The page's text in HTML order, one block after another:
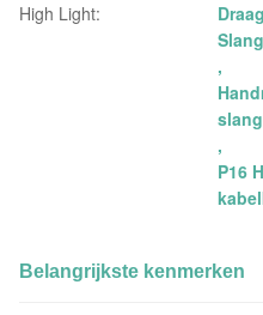
High Light:
,
,
P16
Belangrijkste kenmerken